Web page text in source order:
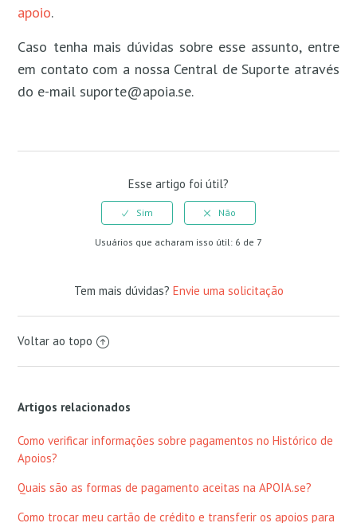
apoio.
Caso tenha mais dúvidas sobre esse assunto, entre
em contato com a nossa Central de Suporte através
do e-mail suporte@apoia.se.
Esse artigo foi útil?
Usuários que acharam isso útil: 6 de 7
Tem mais dúvidas? Envie uma solicitação
Voltar ao topo
Artigos relacionados
Como verificar informações sobre pagamentos no Histórico de
Apoios?
Quais são as formas de pagamento aceitas na APOIA.se?
Como trocar meu cartão de crédito e transferir os apoios para